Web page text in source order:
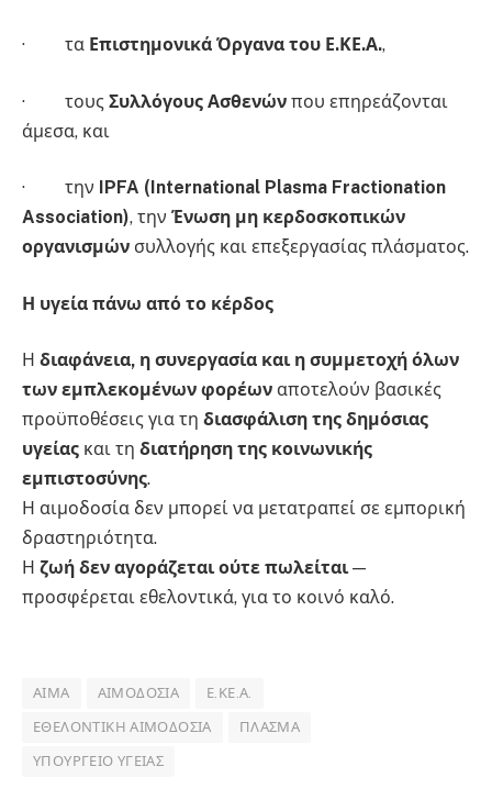
· τα Επιστημονικά Όργανα του Ε.ΚΕ.Α.,
· τους Συλλόγους Ασθενών που επηρεάζονται
άμεσα, και
· την
IPFA (International Plasma Fractionation
Association), την Ένωση μη κερδοσκοπικών
οργανισμών συλλογής και επεξεργασίας πλάσματος.
Η υγεία πάνω από το κέρδος
Η διαφάνεια, η συνεργασία και η συμμετοχή όλων
των εμπλεκομένων φορέων αποτελούν βασικές
προϋποθέσεις για τη διασφάλιση της δημόσιας
υγείας και τη διατήρηση της κοινωνικής
εμπιστοσύνης.
Η αιμοδοσία δεν μπορεί να μετατραπεί σε εμπορική
δραστηριότητα.
Η ζωή δεν αγοράζεται ούτε πωλείται—
προσφέρεται εθελοντικά, για το κοινό καλό.
ΑΊΜΑ ΑΙΜΟΔΟΣΊΑ Ε.ΚΕ.Α.
ΕΘΕΛΟΝΤΙΚΉ ΑΙΜΟΔΟΣΊΑ ΠΛΆΣΜΑ
ΥΠΟΥΡΓΕΊΟ ΥΓΕΊΑΣ